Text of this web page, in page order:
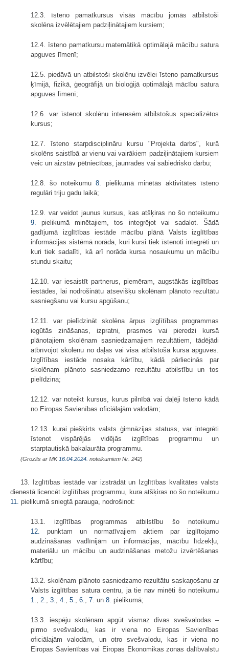
12.3. īsteno pamatkursus visās mācību jomās atbilstoši
skolēna izvēlētajiem padziļinātajiem kursiem;
12.4. īsteno pamatkursu matemātikā optimālajā mācību satura
apguves līmenī;
12.5. piedāvā un atbilstoši skolēnu izvēlei īsteno pamatkursus
ķīmijā, fizikā, ģeogrāfijā un bioloģijā optimālajā mācību satura
apguves līmenī;
12.6. var īstenot skolēnu interesēm atbilstošus specializētos
kursus;
12.7. īsteno starpdisciplināru kursu "Projekta darbs", kurā
skolēns saistībā ar vienu vai vairākiem padziļinātajiem kursiem
veic un aizstāv pētniecības, jaunrades vai sabiedrisko darbu;
12.8. šo noteikumu8. pielikumā minētās aktivitātes īsteno
regulāri triju gadu laikā;
12.9. var veidot jaunus kursus, kas atšķiras no šo noteikumu
9. pielikumā minētajiem, tos integrējot vai sadalot. Šādā
gadījumā izglītības iestāde mācību plānā Valsts izglītības
informācijas sistēmā norāda, kuri kursi tiek īstenoti integrēti un
kuri tiek sadalīti, kā arī norāda kursa nosaukumu un mācību
stundu skaitu;
12.10. var iesaistīt partnerus, piemēram, augstākās izglītības
iestādes, lai nodrošinātu atsevišķu skolēnam plānoto rezultātu
sasniegšanu vai kursu apgūšanu;
12.11. var pielīdzināt skolēna ārpus izglītības programmas
iegūtās zināšanas, izpratni, prasmes vai pieredzi kursā
plānotajiem skolēnam sasniedzamajiem rezultātiem, tādējādi
atbrīvojot skolēnu no daļas vai visa atbilstošā kursa apguves.
Izglītības iestāde nosaka kārtību, kādā pārliecinās par
skolēnam plānoto sasniedzamo rezultātu atbilstību un tos
pielīdzina;
12.12. var noteikt kursus, kurus pilnībā vai daļēji īsteno kādā
no Eiropas Savienības oficiālajām valodām;
12.13. kurai piešķirts valsts ģimnāzijas statuss, var integrēti
īstenot vispārējās vidējās izglītības programmu un
starptautiskā bakalaurāta programmu.
(Grozīts ar MK 16.04.2024. noteikumiem Nr. 242)
13. Izglītības iestāde var izstrādāt un Izglītības kvalitātes valsts
dienestā licencēt izglītības programmu, kura atšķiras no šo noteikumu
11. pielikumā sniegtā parauga, nodrošinot:
13.1. izglītības programmas atbilstību šo noteikumu
12. punktam un normatīvajiem aktiem par izglītojamo
audzināšanas vadlīnijām un informācijas, mācību līdzekļu,
materiālu un mācību un audzināšanas metožu izvērtēšanas
kārtību;
13.2. skolēnam plānoto sasniedzamo rezultātu saskaņošanu ar
Valsts izglītības satura centru, ja tie nav minēti šo noteikumu
1., 2., 3., 4., 5., 6., 7. un 8. pielikumā;
13.3. iespēju skolēnam apgūt vismaz divas svešvalodas –
pirmo svešvalodu, kas ir viena no Eiropas Savienības
oficiālajām valodām, un otro svešvalodu, kas ir viena no
Eiropas Savienības vai Eiropas Ekonomikas zonas dalībvalstu